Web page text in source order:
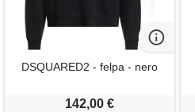
DSQUARED2 - felpa - nero
142,00 €